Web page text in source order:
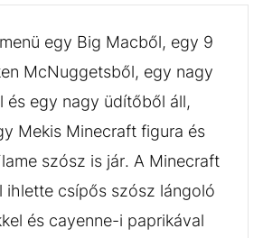
egy Big Macből, egy 9
McNuggetsből, egy nagy
és egy nagy üdítőből áll,
Mekis Minecraft figura és
szósz is jár. A Minecraft
ihlette csípős szósz lángoló
és cayenne-i paprikával